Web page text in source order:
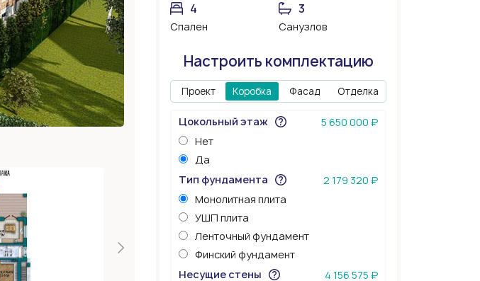
4
Спален
3
Санузлов
Настроить комплектацию
Проект Коробка Фасад Отделка
Цокольный этаж
5 650 000 ₽
Нет
Да
Тип фундамента
2 179 320 ₽
Монолитная плита
УШП плита
Ленточный фундамент
Финский фундамент
Несущие стены
4 156 575 ₽